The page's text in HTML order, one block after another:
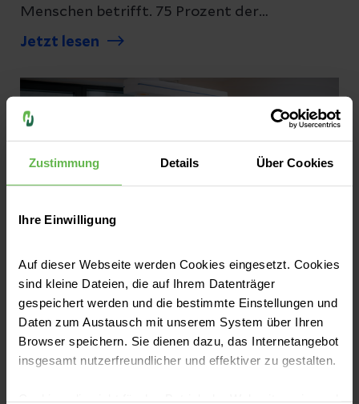
Zustimmung Details Über Cookies
Ihre Einwilligung
Auf dieser Webseite werden Cookies eingesetzt. Cookies
sind kleine Dateien, die auf Ihrem Datenträger
gespeichert werden und die bestimmte Einstellungen und
Daten zum Austausch mit unserem System über Ihren
Browser speichern. Sie dienen dazu, das Internetangebot
insgesamt nutzerfreundlicher und effektiver zu gestalten.
Menschen betrifft. 75 Prozent der
Überlebenden leiden auch Jahre nach der
Langzeitfolgen – kognitiv, körperlich und
psychisch. Gleichwohl fehlt bislang ein
standardisiertes Nachsorgeangebot.
Jetzt lesen
Pressemitteilungen
Investitionen, die Qualität stärken:
Neue Zentrale Notaufnahme und
Intensivstation am Helios St.